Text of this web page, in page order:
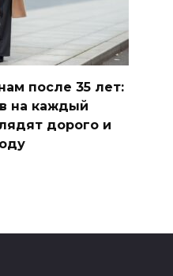
после 35 лет:
на каждый
дорого и